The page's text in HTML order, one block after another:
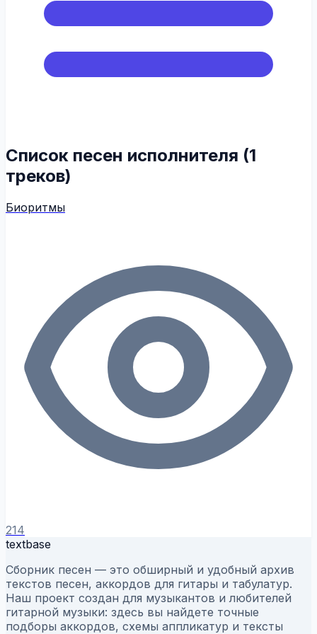
Список песен исполнителя (1
треков)
Биоритмы
214
textbase
Сборник песен — это обширный и удобный архив
текстов песен, аккордов для гитары и табулатур.
Наш проект создан для музыкантов и любителей
гитарной музыки: здесь вы найдете точные
подборы аккордов, схемы аппликатур и тексты